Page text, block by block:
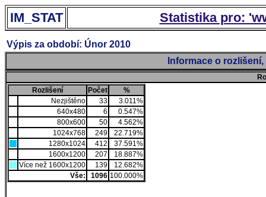
IM_STAT Statistika pro:
Výpis za období: Únor 2010
Informace o
Rozlišení
Počet
%
Nezjištěno
33
3.011%
640x480
6
0.547%
800x600
50
4.562%
1024x768
249
22.719%
1280x1024
412
37.591%
1600x1200
207
18.887%
Více než 1600x1200
139
12.682%
Vše:
1096 100.000%